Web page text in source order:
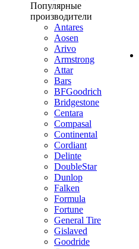
Популярные
производители
Antares
Aosen
Arivo
Armstrong
Attar
Bars
BFGoodrich
Bridgestone
Centara
Compasal
Continental
Cordiant
Delinte
DoubleStar
Dunlop
Falken
Formula
Fortune
General Tire
Gislaved
Goodride